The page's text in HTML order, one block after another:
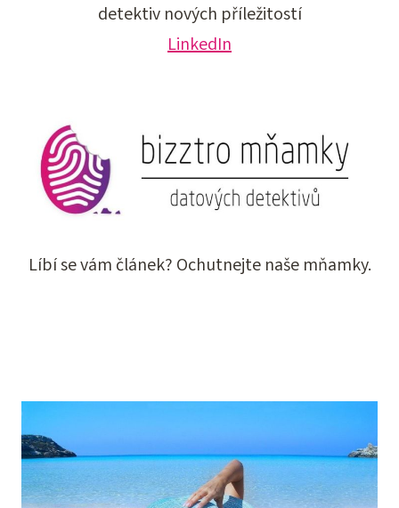
detektiv nových příležitostí
LinkedIn
Líbí se vám článek? Ochutnejte naše mňamky.